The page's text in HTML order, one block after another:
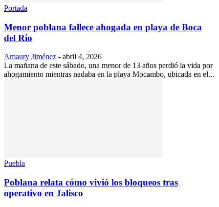
Portada
Menor poblana fallece ahogada en playa de Boca
del Río
Amaury Jiménez - abril 4, 2026
La mañana de este sábado, una menor de 13 años perdió la vida por
ahogamiento mientras nadaba en la playa Mocambo, ubicada en el...
Puebla
Poblana relata cómo vivió los bloqueos tras
operativo en Jalisco